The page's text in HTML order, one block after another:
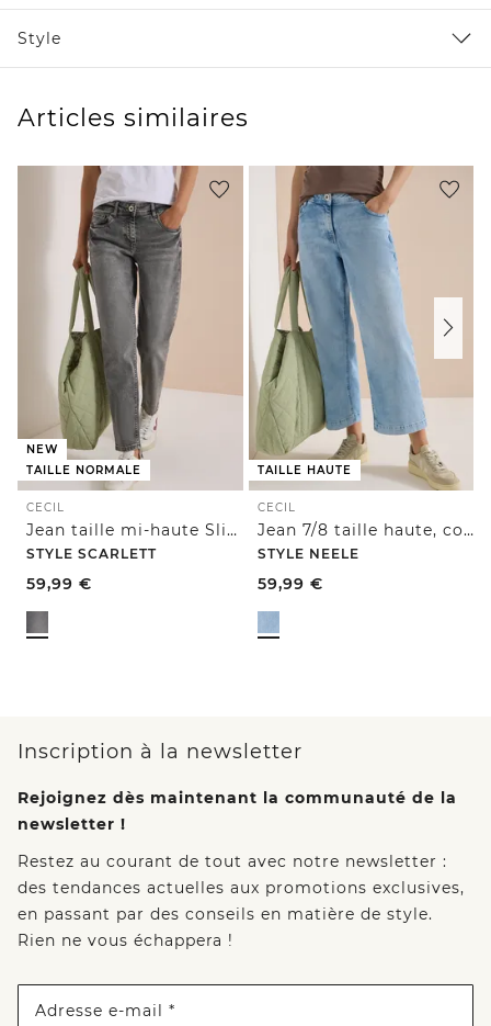
Style
Articles similaires
NEW
TAILLE NORMALE
CECIL
Jean taille mi-haute Slim Leg, coupe décontractée
STYLE SCARLETT
59,99 €
TAILLE HAUTE
CECIL
Jean 7/8 taille haute, coupe loose
STYLE NEELE
59,99 €
Inscription à la newsletter
Rejoignez dès maintenant la communauté de la
newsletter !
Restez au courant de tout avec notre newsletter :
des tendances actuelles aux promotions exclusives,
en passant par des conseils en matière de style.
Rien ne vous échappera !
Adresse e-mail *